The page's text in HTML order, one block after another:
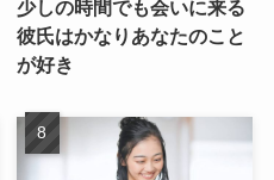
少しの時間でも会いに来る
彼氏はかなりあなたのこと
が好き